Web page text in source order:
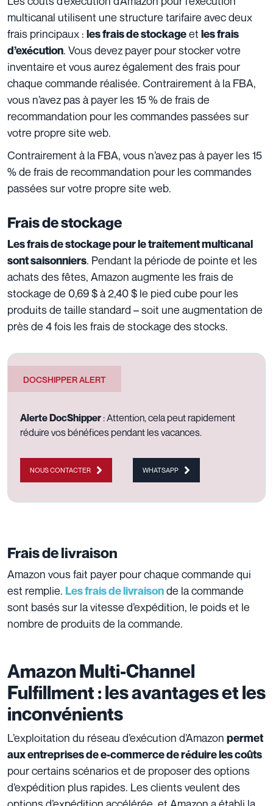
multicanal utilisent une structure tarifaire avec deux
frais principaux : les frais de stockageet les frais
d’exécution. Vous devez payer pour stocker votre
inventaire et vous aurez également des frais pour
chaque commande réalisée. Contrairement à la FBA,
vous n’avez pas à payer les 15 % de frais de
recommandation pour les commandes passées sur
votre propre site web.
Contrairement à la FBA, vous n’avez pas à payer les 15
% de frais de recommandation pour les commandes
passées sur votre propre site web.
Frais de stockage
Les frais de stockage pour le traitement multicanal
sont saisonniers. Pendant la période de pointe et les
achats des fêtes, Amazon augmente les frais de
stockage de 0,69 $ à 2,40 $ le pied cube pour les
produits de taille standard – soit une augmentation de
près de 4 fois les frais de stockage des stocks.
DOCSHIPPER ALERT
Alerte DocShipper : Attention, cela peut rapidement
réduire vos bénéfices pendant les vacances.
NOUS CONTACTER WHATSAPP
Frais de livraison
Amazon vous fait payer pour chaque commande qui
est remplie. Les frais de livraisonde la commande
sont basés sur la vitesse d’expédition, le poids et le
nombre de produits de la commande.
Amazon Multi-Channel
Fulfillment : les avantages et les
inconvénients
L’exploitation du réseau d’exécution d’Amazon permet
aux entreprises de e-commerce de réduire les coûts
pour certains scénarios et de proposer des options
d’expédition plus rapides. Les clients veulent des